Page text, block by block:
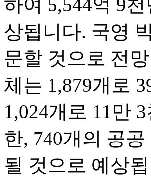
하여 5,544억 9
상됩니다. 국영
문할 것으로 전
체는 1,879개로
1,024개로 11만
한, 740개의 공
될 것으로 예상